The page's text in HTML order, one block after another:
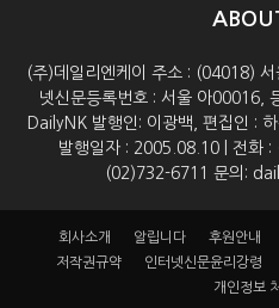
(주)데일리엔케이 주소 : (04018)
넷신문등록번호 : 서울 아00016,
DailyNK 발행인: 이광백, 편집인 :
발행일자 : 2005.08.10 | 전화
(02)732-6711 문의:
회사소개 알립니다 후원안내
저작권규약
인터넷신문윤리강령
개인정보